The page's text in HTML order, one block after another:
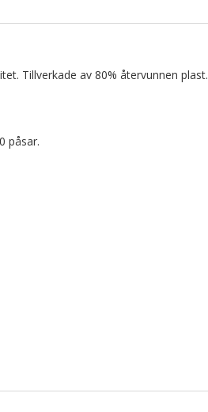
Tillverkade av 80% återvunnen plast.
påsar.